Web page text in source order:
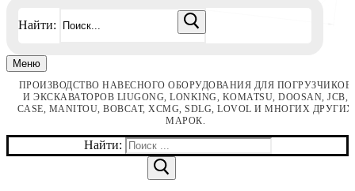
Найти:
Меню
ПРОИЗВОДСТВО НАВЕСНОГО ОБОРУДОВАНИЯ ДЛЯ ПОГРУЗЧИКОВ
И ЭКСКАВАТОРОВ LIUGONG, LONKING, KOMATSU, DOOSAN, JCB,
CASE, MANITOU, BOBCAT, XCMG, SDLG, LOVOL И МНОГИХ ДРУГИХ
МАРОК.
Найти: